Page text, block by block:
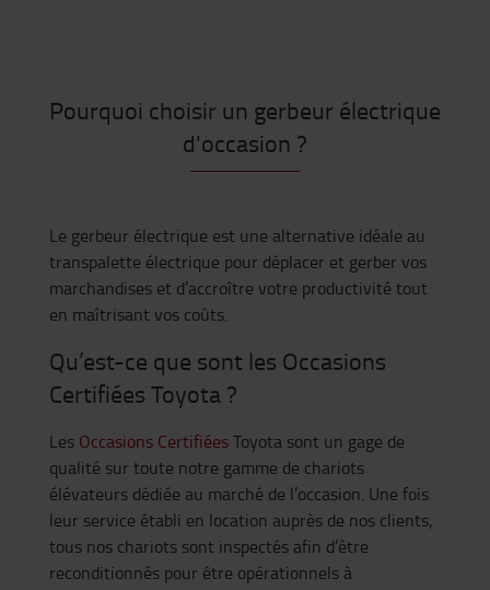
Pourquoi choisir un gerbeur électrique
d'occasion ?
Le gerbeur électrique est une alternative idéale au
transpalette électrique pour déplacer et gerber vos
marchandises et d’accroître votre productivité tout
en maîtrisant vos coûts.
Qu’est-ce que sont les Occasions
Certifiées Toyota ?
Les Occasions CertifiéesToyota sont un gage de
qualité sur toute notre gamme de chariots
élévateurs dédiée au marché de l’occasion. Une fois
leur service établi en location auprès de nos clients,
tous nos chariots sont inspectés afin d’être
reconditionnés pour être opérationnels à